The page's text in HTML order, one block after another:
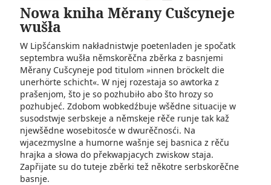
Nowa kniha Měrany Cušcyneje
wušła
W Lipšćanskim nakładnistwje poetenladen je spočatk
septembra wušła němskorěčna zběrka z basnjemi
Měrany Cušcyneje pod titulom »innen bröckelt die
unerhörte schicht«. W njej rozestaja so awtorka z
prašenjom, što je so pozhubiło abo što hrozy so
pozhubjeć. Zdobom wobkedźbuje wšědne situacije w
susodstwje serbskeje a němskeje rěče runje tak kaž
njewšědne wosebitosće w dwurěčnosći. Na
wjacezmyslne a humorne wašnje sej basnica z rěču
hrajka a słowa do překwapjacych zwiskow staja.
Zapřijate su do tuteje zběrki tež někotre serbskorěčne
basnje.